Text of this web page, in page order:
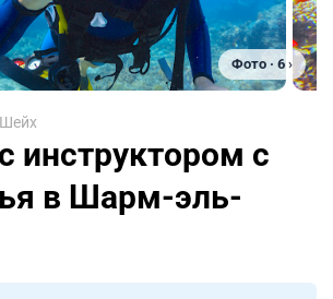
Фото · 6 ›
инструктором с
в Шарм-эль-